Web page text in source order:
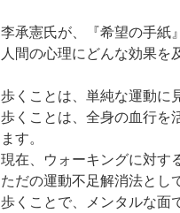
李承憲氏が、『希望の手紙
人間の心理にどんな効果を
歩くことは、単純な運動に
歩くことは、全身の血行を
ます。
現在、ウォーキングに対す
ただの運動不足解消法とし
歩くことで、メンタルな面